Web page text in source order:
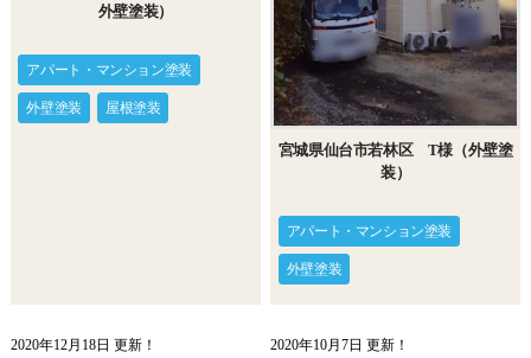
外壁塗装）
アパート・マンション塗装
外壁塗装 屋根塗装
宮城県仙台市若林区 T様（外壁塗
装）
アパート・マンション塗装
外壁塗装
2020年12月18日 更新！ 2020年10月7日 更新！